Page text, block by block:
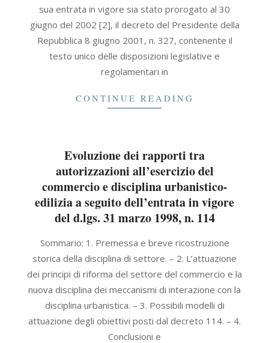
sua entrata in vigore sia stato prorogato al 30
giugno del 2002 [2], il decreto del Presidente della
Repubblica 8 giugno 2001, n. 327, contenente il
testo unico delle disposizioni legislative e
regolamentari in
CONTINUE READING
Evoluzione dei rapporti tra
autorizzazioni all’esercizio del
commercio e disciplina urbanistico-
edilizia a seguito dell’entrata in vigore
del d.lgs. 31 marzo 1998, n. 114
30
Sommario: 1. Premessa e breve ricostruzione
storica della disciplina di settore. – 2. L’attuazione
dei principi di riforma del settore del commercio e la
nuova disciplina dei meccanismi di interazione con la
disciplina urbanistica. – 3. Possibili modelli di
attuazione degli obiettivi posti dal decreto 114. – 4.
Conclusioni e